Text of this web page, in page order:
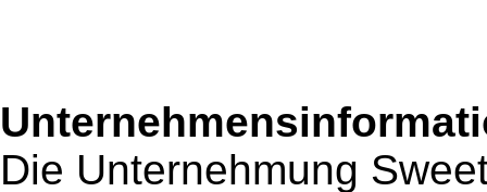
Die Unternehmung